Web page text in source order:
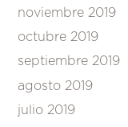
noviembre 2019
octubre 2019
septiembre 2019
agosto 2019
julio 2019